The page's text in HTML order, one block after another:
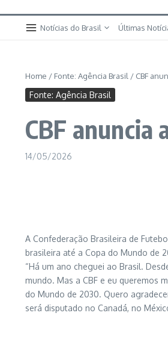
Notícias do Brasil Últimas
Home / Fonte: Agência Brasil / CBF
Fonte: Agência Brasil
CBF anuncia
14/05/2026
A Confederação Brasileira de
brasileira até a Copa do Mundo de
“Há um ano cheguei ao Brasil.
mundo. Mas a CBF e eu queremos
do Mundo de 2030. Quero
será disputado no Canadá, no